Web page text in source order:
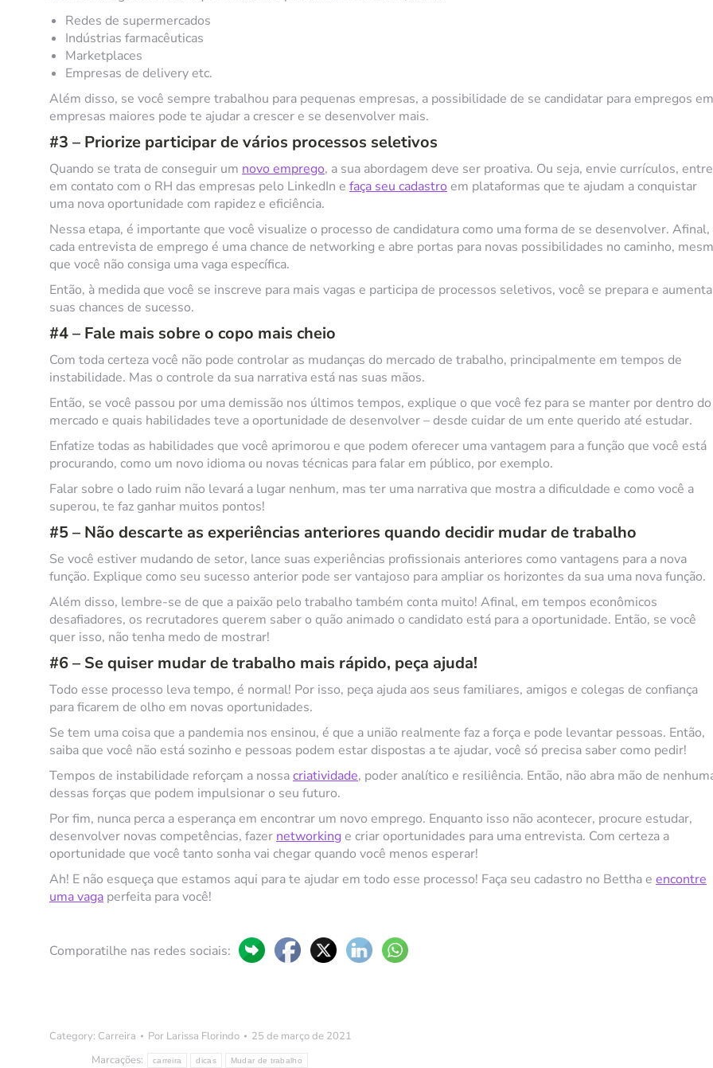
Redes de supermercados
Indústrias farmacêuticas
Marketplaces
Empresas de delivery etc.
Além disso, se você sempre trabalhou para pequenas empresas, a possibilidade de se candidatar para empregos em
empresas maiores pode te ajudar a crescer e se desenvolver mais.
#3 – Priorize participar de vários processos seletivos
Quando se trata de conseguir um novo emprego, a sua abordagem deve ser proativa. Ou seja, envie currículos, entre
em contato com o RH das empresas pelo LinkedIn e faça seu cadastro em plataformas que te ajudam a conquistar
uma nova oportunidade com rapidez e eficiência.
Nessa etapa, é importante que você visualize o processo de candidatura como uma forma de se desenvolver. Afinal,
cada entrevista de emprego é uma chance de networking e abre portas para novas possibilidades no caminho,
que você não consiga uma vaga específica.
Então, à medida que você se inscreve para mais vagas e participa de processos seletivos, você se prepara e aumenta
suas chances de sucesso.
#4 – Fale mais sobre o copo mais cheio
Com toda certeza você não pode controlar as mudanças do mercado de trabalho, principalmente em tempos de
instabilidade. Mas o controle da sua narrativa está nas suas mãos.
Então, se você passou por uma demissão nos últimos tempos, explique o que você fez para se manter por dentro do
mercado e quais habilidades teve a oportunidade de desenvolver – desde cuidar de um ente querido até estudar.
Enfatize todas as habilidades que você aprimorou e que podem oferecer uma vantagem para a função que você está
procurando, como um novo idioma ou novas técnicas para falar em público, por exemplo.
Falar sobre o lado ruim não levará a lugar nenhum, mas ter uma narrativa que mostra a dificuldade e como você a
superou, te faz ganhar muitos pontos!
#5 – Não descarte as experiências anteriores quando decidir mudar de trabalho
Se você estiver mudando de setor, lance suas experiências profissionais anteriores como vantagens para a nova
função. Explique como seu sucesso anterior pode ser vantajoso para ampliar os horizontes da sua uma nova função.
Além disso, lembre-se de que a paixão pelo trabalho também conta muito! Afinal, em tempos econômicos
desafiadores, os recrutadores querem saber o quão animado o candidato está para a oportunidade. Então, se você
quer isso, não tenha medo de mostrar!
#6 – Se quiser mudar de trabalho mais rápido, peça ajuda!
Todo esse processo leva tempo, é normal! Por isso, peça ajuda aos seus familiares, amigos e colegas de confiança
para ficarem de olho em novas oportunidades.
Se tem uma coisa que a pandemia nos ensinou, é que a união realmente faz a força e pode levantar pessoas. Então,
saiba que você não está sozinho e pessoas podem estar dispostas a te ajudar, você só precisa saber como pedir!
Tempos de instabilidade reforçam a nossacriatividade, poder analítico e resiliência. Então, não abra mão de
dessas forças que podem impulsionar o seu futuro.
Por fim, nunca perca a esperança em encontrar um novo emprego. Enquanto isso não acontecer, procure estudar,
desenvolver novas competências, fazer networkinge criar oportunidades para uma entrevista. Com certeza a
oportunidade que você tanto sonha vai chegar quando você menos esperar!
Ah! E não esqueça que estamos aqui para te ajudar em todo esse processo! Faça seu cadastro no Bettha e encontre
uma vaga perfeita para você!
Comporatilhe nas redes sociais:
Category: Carreira Por Larissa Florindo
25 de março de 2021
Marcações:
carreira dicas Mudar de trabalho